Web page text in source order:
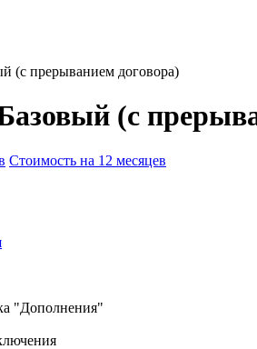
(с прерыванием договора)
(с
Стоимость на 12 месяцев
"Дополнения"